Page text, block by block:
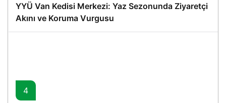
YYÜ Van Kedisi Merkezi: Yaz Sezonunda Ziyaretçi
Akını ve Koruma Vurgusu
4